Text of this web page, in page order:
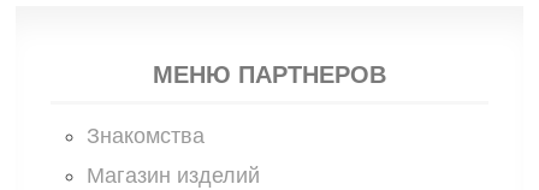
МЕНЮ ПАРТНЕРОВ
Знакомства
Магазин изделий